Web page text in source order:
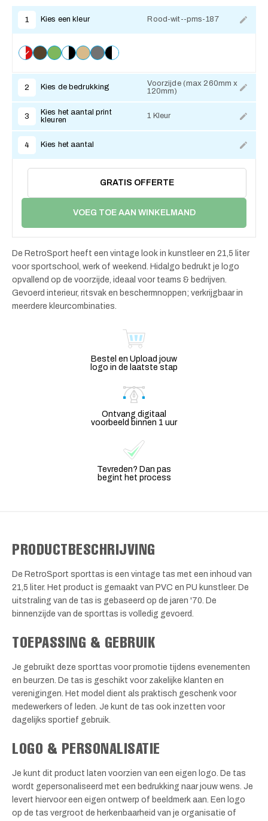
1 Kies een kleur Rood-wit--pms-187
2 Kies de bedrukking
Voorzijde (max 260mm x
120mm)
3
Kies het aantal print
kleuren
1 Kleur
4 Kies het aantal
GRATIS OFFERTE
VOEG TOE AAN WINKELMAND
De RetroSport heeft een vintage look in kunstleer en 21,5 liter
voor sportschool, werk of weekend. Hidalgo bedrukt je logo
opvallend op de voorzijde, ideaal voor teams & bedrijven.
Gevoerd interieur, ritsvak en beschermnoppen; verkrijgbaar in
meerdere kleurcombinaties.
Bestel en Upload jouw
logo in de laatste stap
Ontvang digitaal
voorbeeld binnen 1 uur
Tevreden? Dan pas
begint het process
PRODUCTBESCHRIJVING
De RetroSport sporttas is een vintage tas met een inhoud van
21,5 liter. Het product is gemaakt van PVC en PU kunstleer. De
uitstraling van de tas is gebaseerd op de jaren '70. De
binnenzijde van de sporttas is volledig gevoerd.
TOEPASSING & GEBRUIK
Je gebruikt deze sporttas voor promotie tijdens evenementen
en beurzen. De tas is geschikt voor zakelijke klanten en
verenigingen. Het model dient als praktisch geschenk voor
medewerkers of leden. Je kunt de tas ook inzetten voor
dagelijks sportief gebruik.
LOGO & PERSONALISATIE
Je kunt dit product laten voorzien van een eigen logo. De tas
wordt gepersonaliseerd met een bedrukking naar jouw wens. Je
levert hiervoor een eigen ontwerp of beeldmerk aan. Een logo
op de tas vergroot de herkenbaarheid van je organisatie of